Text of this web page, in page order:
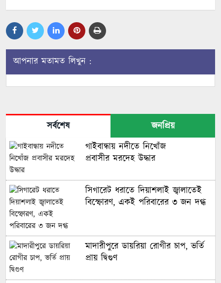
আপনার মতামত লিখুন :
সর্বশেষ
জনপ্রিয়
গাইবান্ধায় নদীতে নিখোঁজ
প্রবাসীর মরদেহ উদ্ধার
সিগারেট ধরাতে দিয়াশলাই জ্বালাতেই
বিস্ফোরণ, একই পরিবারের ৩ জন দগ্ধ
মাদারীপুরে ডায়রিয়া রোগীর চাপ, ভর্তি
প্রায় দ্বিগুণ